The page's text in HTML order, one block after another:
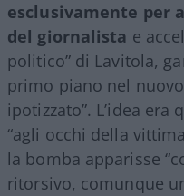
esclusivamente per
del giornalista e
politico” di Lavitola,
primo piano nel
ipotizzato”. L’idea
“agli occhi della
la bomba apparisse
ritorsivo, comunque